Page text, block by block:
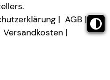
AGB
Versandkosten